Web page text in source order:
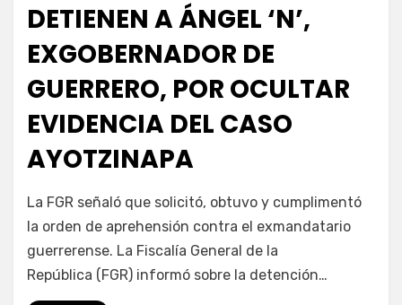
DETIENEN A ÁNGEL ‘N’,
EXGOBERNADOR DE
GUERRERO, POR OCULTAR
EVIDENCIA DEL CASO
AYOTZINAPA
porFernando Miranda Servín
La FGR señaló que solicitó, obtuvo y cumplimentó
la orden de aprehensión contra el exmandatario
guerrerense. La Fiscalía General de la
República (FGR) informó sobre la detención…